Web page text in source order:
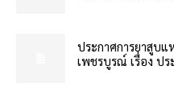
ประกาศการยาสูบแ
เพชรบูรณ์ เรื่อง ปร